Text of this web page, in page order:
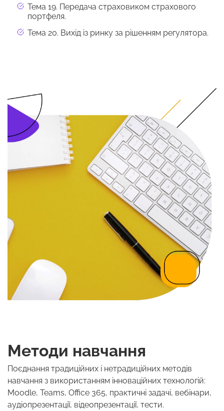
Тема 19. Передача страховиком страхового
портфеля.
Тема 20. Вихід із ринку за рішенням регулятора.
Методи навчання
Поєднання традиційних і нетрадиційних методів
навчання з використанням інноваційних технологій:
Moodle, Teams, Office 365, практичні задачі, вебінари,
аудіопрезентації, відеопрезентації, тести.